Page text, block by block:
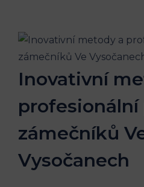
Inovativní
zámečníků
Vysočanech